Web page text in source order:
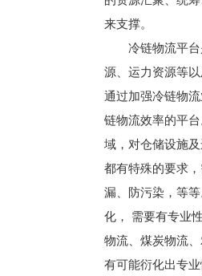
来支撑。
冷链物流平
源、运力资源等
通过加强冷链物
链物流效率的平
域，对仓储设施
都有特殊的要求
漏、防污染，等
化， 需要有专业
物流、煤炭物流
有可能衍化出专业